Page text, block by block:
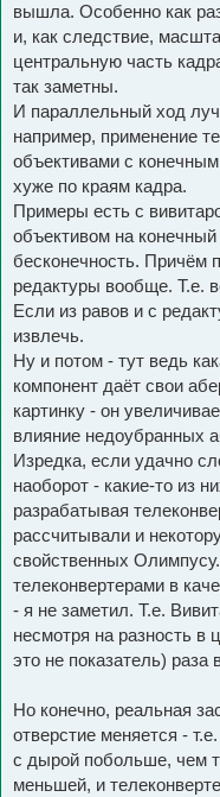
вышла. Особенно как
и, как следствие,
центральную часть
так заметны.
И параллельный ход
например, применение
объективами с
хуже по краям кадра.
Примеры есть с
объективом на
бесконечность. Причём
редактуры вообще. Т.е.
Если из равов и с
извлечь.
Ну и потом - тут ведь
компонент даёт свои
картинку - он
влияние недоубранных
Изредка, если удачно
наоборот - какие-то из
разрабатывая
рассчитывали и
свойственных
телеконвертерами в
- я не заметил. Т.е.
несмотря на разность в
это не показатель) раза
Но конечно, реальная
отверстие меняется -
с дырой побольше, чем
меньшей, и